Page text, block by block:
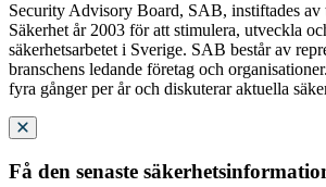
Security Advisory Board, SAB, instiftades
Säkerhet år 2003 för att stimulera, utveckla
säkerhetsarbetet i Sverige. SAB består av
branschens ledande företag och
fyra gånger per år och diskuterar aktuella
Få den senaste